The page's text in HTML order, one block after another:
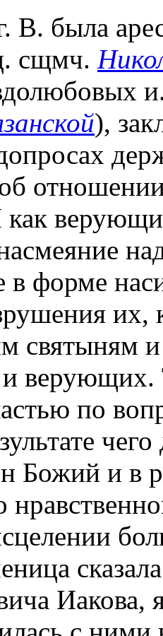
В. была
сщмч.
),
как
в форме
их,
святыням
и верующих.
по
Божий и в
Иакова,